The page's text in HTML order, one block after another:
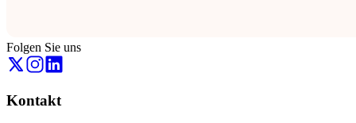
Folgen Sie uns
Kontakt